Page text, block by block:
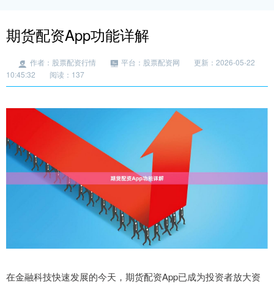
期货配资App功能详解
作者：股票配资行情 平台：股票配资网
更新：2026-05-22
10:45:32
阅读：137
在金融科技快速发展的今天，期货配资App已成为投资者放大资